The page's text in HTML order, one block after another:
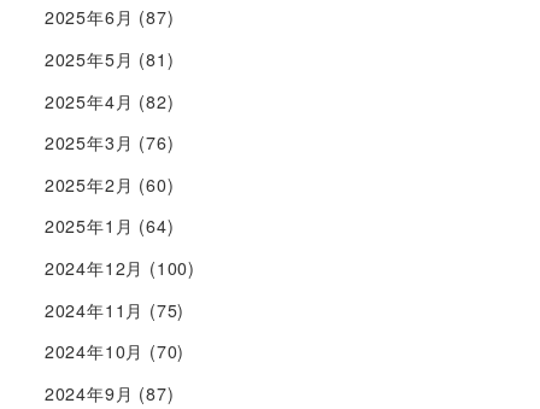
2025年6月 (87)
2025年5月 (81)
2025年4月 (82)
2025年3月 (76)
2025年2月 (60)
2025年1月 (64)
2024年12月 (100)
2024年11月 (75)
2024年10月 (70)
2024年9月 (87)